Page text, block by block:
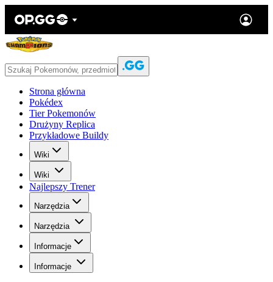
Strona główna
Pokédex
Tier Pokemonów
Drużyny Replica
Przykładowe Buildy
Wiki
Wiki
Najlepszy Trener
Narzędzia
Narzędzia
Informacje
Informacje